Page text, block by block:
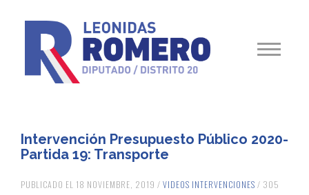
Intervención Presupuesto Público 2020-
Partida 19: Transporte
PUBLICADO EL 18 NOVIEMBRE, 2019 / VIDEOS INTERVENCIONES / 305